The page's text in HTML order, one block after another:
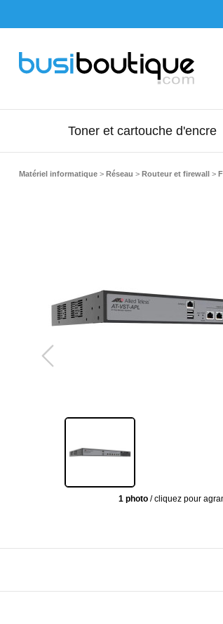
Toner et cartouche d'encre
Matériel informatique > Réseau > Routeur et firewall >
1 photo / cliquez pour